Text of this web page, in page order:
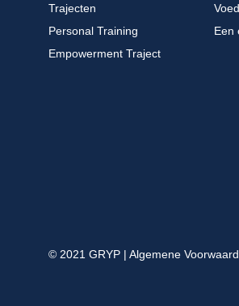
Trajecten
Personal Training
Empowerment Traject
Een
© 2021 GRYP | Algemene